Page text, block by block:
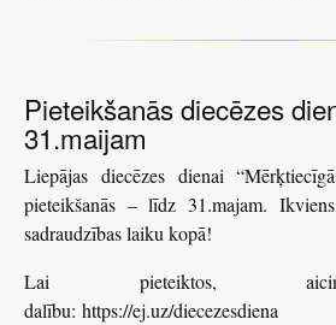
Pieteikšanās diecēzes
31.maijam
Liepājas diecēzes dienai
pieteikšanās – līdz 31.majam.
sadraudzības laiku kopā!
Lai pieteiktos,
dalību: https://ej.uz/diecezesdiena